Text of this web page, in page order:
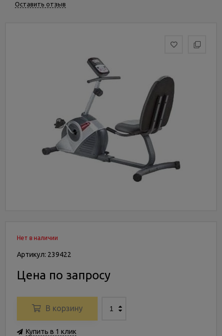
Оставить отзыв
Нет в наличии
Артикул: 239422
Цена по запросу
В корзину
Купить в 1 клик